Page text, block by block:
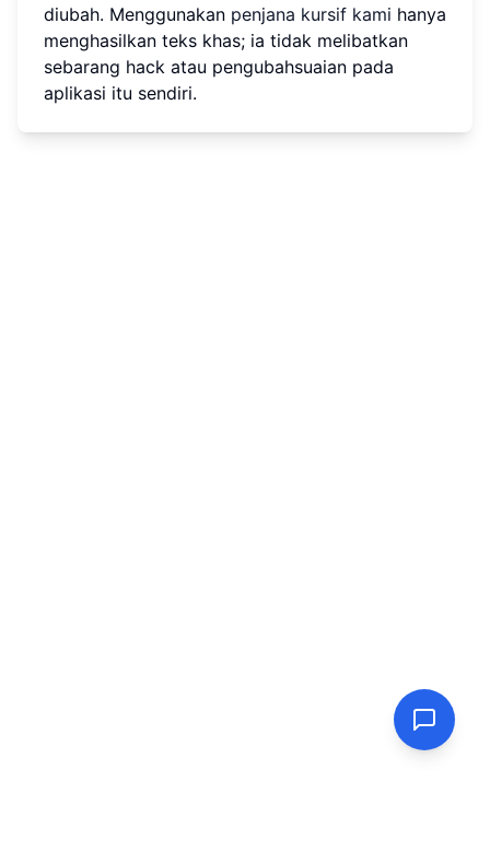
diubah. Menggunakan penjana kursif kami hanya
menghasilkan teks khas; ia tidak melibatkan
sebarang hack atau pengubahsuaian pada
aplikasi itu sendiri.